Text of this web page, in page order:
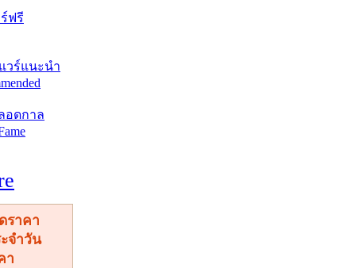
ฟรี
วร์แนะนำ
อดกาล
า